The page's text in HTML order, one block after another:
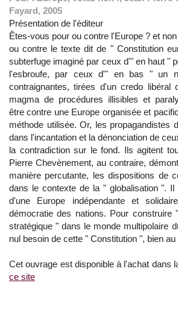
Fayard, 2005
Présentation de l'éditeur
Êtes-vous pour ou contre l'Europe ? et
ou contre le texte dit de " Constitution
subterfuge imaginé par ceux d'" en haut "
l'esbroufe, par ceux d'" en bas " un
contraignantes, tirées d'un credo libéral
magma de procédures illisibles et
être contre une Europe organisée et
méthode utilisée. Or, les propagandistes
dans l'incantation et la dénonciation de
la contradiction sur le fond. Ils agitent
Pierre Chevènement, au contraire,
manière percutante, les dispositions de
dans le contexte de la " globalisation ".
d'une Europe indépendante et
démocratie des nations. Pour construire
stratégique " dans le monde multipolaire
nul besoin de cette " Constitution ", bien au
Cet ouvrage est disponible à l'achat dans
ce site